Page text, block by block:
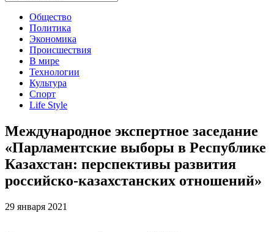
Общество
Политика
Экономика
Происшествия
В мире
Технологии
Культура
Спорт
Life Style
Международное экспертное заседание
«Парламентские выборы в Республике
Казахстан: перспективы развития
российско-казахстанских отношений»
29 января 2021